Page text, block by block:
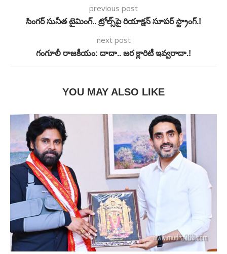
previous post
సింగర్ సునీత టైమింగ్.. ట్రోల్స్‌పై రియాక్షన్ సూపర్ స్ట్రాంగ్.!
next post
గంగూలీ రాజకీయం: దాదా.. జర క్లారిటీ ఇవ్వరాదా.!
YOU MAY ALSO LIKE